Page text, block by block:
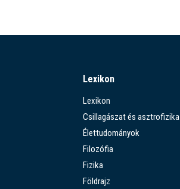
Lexikon
Lexikon
Csillagászat és asztrofizika
Élettudományok
Filozófia
Fizika
Földrajz